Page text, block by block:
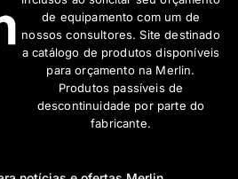
de equipamento com um de
nossos consultores. Site destinado
a catálogo de produtos disponíveis
para orçamento na Merlin.
Produtos passíveis de
descontinuidade por parte do
fabricante.